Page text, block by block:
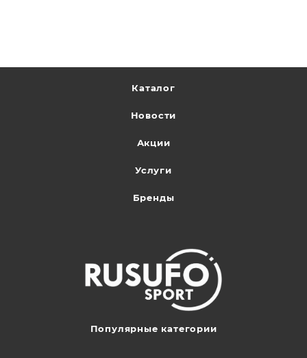
Каталог
Новости
Акции
Услуги
Бренды
Популярные категории